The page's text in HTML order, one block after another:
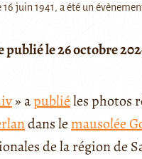
juin 1941, a été un
le 26 octobre
» apubliéles photos
dans lemausolée
de la région de